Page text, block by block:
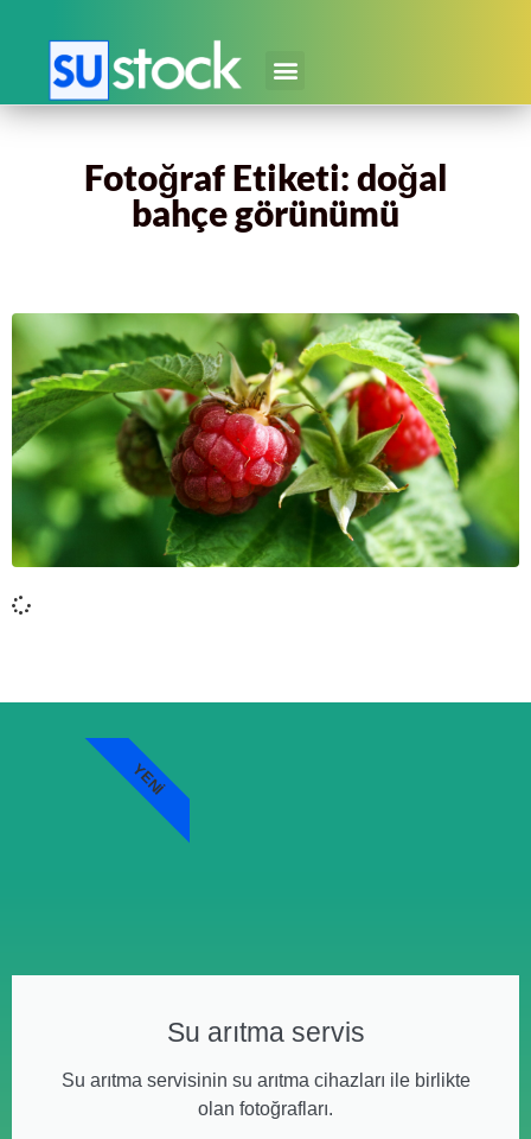
Fotoğraf Etiketi: doğal
bahçe görünümü
Su arıtma servis
Su arıtma servisinin su arıtma cihazları ile birlikte
olan fotoğrafları.
YENI